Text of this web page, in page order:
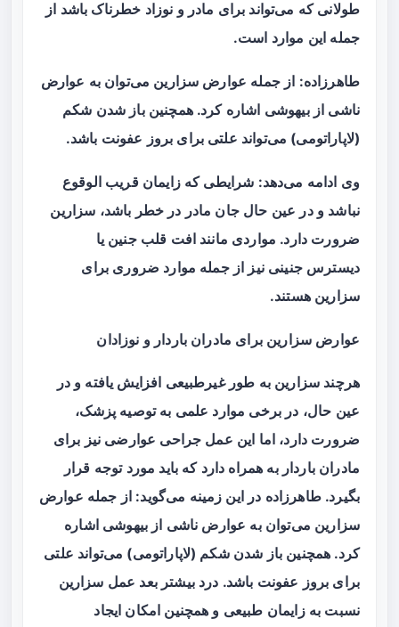
طولانی که می‌تواند برای مادر و نوزاد خطرناک باشد از
جمله این موارد است.
طاهرزاده: از جمله عوارض سزارین می‌توان به عوارض
ناشی از بیهوشی اشاره کرد. همچنین باز شدن شکم
(لاپاراتومی) می‌تواند علتی برای بروز عفونت باشد.
وی ادامه می‌دهد: شرایطی که زایمان قریب الوقوع
نباشد و در عین حال جان مادر در خطر باشد، سزارین
ضرورت دارد. مواردی مانند افت قلب جنین یا
دیسترس جنینی نیز از جمله موارد ضروری برای
سزارین هستند.
عوارض سزارین برای مادران باردار و نوزادان
هرچند سزارین به طور غیرطبیعی افزایش یافته و در
عین حال، در برخی موارد علمی به توصیه پزشک،
ضرورت دارد، اما این عمل جراحی عوارضی نیز برای
مادران باردار به همراه دارد که باید مورد توجه قرار
بگیرد. طاهرزاده در این زمینه می‌گوید: از جمله عوارض
سزارین می‌توان به عوارض ناشی از بیهوشی اشاره
کرد. همچنین باز شدن شکم (لاپاراتومی) می‌تواند علتی
برای بروز عفونت باشد. درد بیشتر بعد عمل سزارین
نسبت به زایمان طبیعی و همچنین امکان ایجاد